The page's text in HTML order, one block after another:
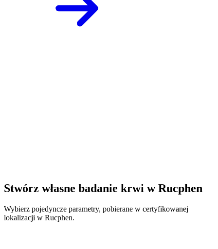
Stwórz własne badanie krwi w Rucphen
Wybierz pojedyncze parametry, pobierane w certyfikowanej
lokalizacji w Rucphen.